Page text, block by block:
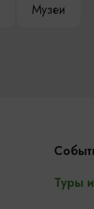
Музеи
Туры